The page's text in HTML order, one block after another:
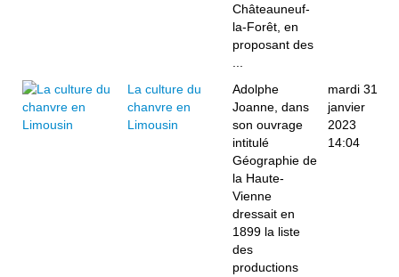
Châteauneuf-
la-Forêt, en
proposant des
La culture du
chanvre en
Limousin
Adolphe
Joanne, dans
son ouvrage
intitulé
Géographie de
la Haute-
Vienne
dressait en
1899 la liste
des
productions
mardi 31
janvier
2023
14:04